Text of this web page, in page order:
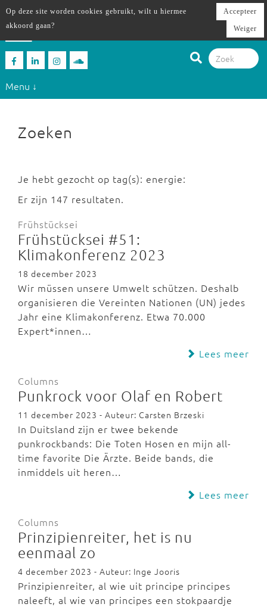
Menu ↓
Zoeken
Je hebt gezocht op tag(s): energie:
Er zijn 147 resultaten.
Frühstücksei
Frühstücksei #51:
Klimakonferenz 2023
18 december 2023
Wir müssen unsere Umwelt schützen. Deshalb
organisieren die Vereinten Nationen (UN) jedes
Jahr eine Klimakonferenz. Etwa 70.000
Expert*innen…
Lees meer
Columns
Punkrock voor Olaf en Robert
11 december 2023 - Auteur: Carsten Brzeski
In Duitsland zijn er twee bekende
punkrockbands: Die Toten Hosen en mijn all-
time favorite Die Ärzte. Beide bands, die
inmiddels uit heren…
Lees meer
Columns
Prinzipienreiter, het is nu
eenmaal zo
4 december 2023 - Auteur: Inge Jooris
Prinzipienreiter, al wie uit principe principes
naleeft, al wie van principes een stokpaardje
Op deze site worden cookies gebruikt, wilt u hiermee
akkoord gaan?
Accepteer
Weiger